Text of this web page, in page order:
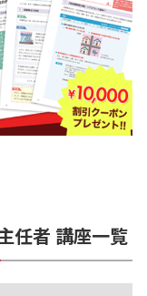
任者 講座一覧